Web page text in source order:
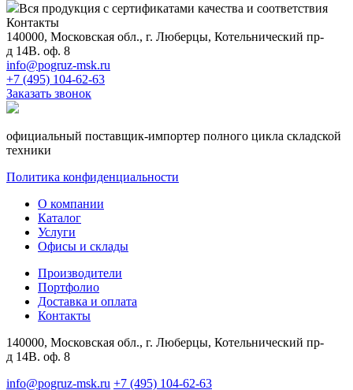
Вся продукция с сертификатами качества и соответствия
Контакты
140000, Московская обл., г. Люберцы, Котельнический пр-
д 14В. оф. 8
info@pogruz-msk.ru
+7 (495) 104-62-63
Заказать звонок
официальный поставщик-импортер полного цикла складской
техники
Политика конфиденциальности
О компании
Каталог
Услуги
Офисы и склады
Производители
Портфолио
Доставка и оплата
Контакты
140000, Московская обл., г. Люберцы, Котельнический пр-
д 14В. оф. 8
info@pogruz-msk.ru +7 (495) 104-62-63